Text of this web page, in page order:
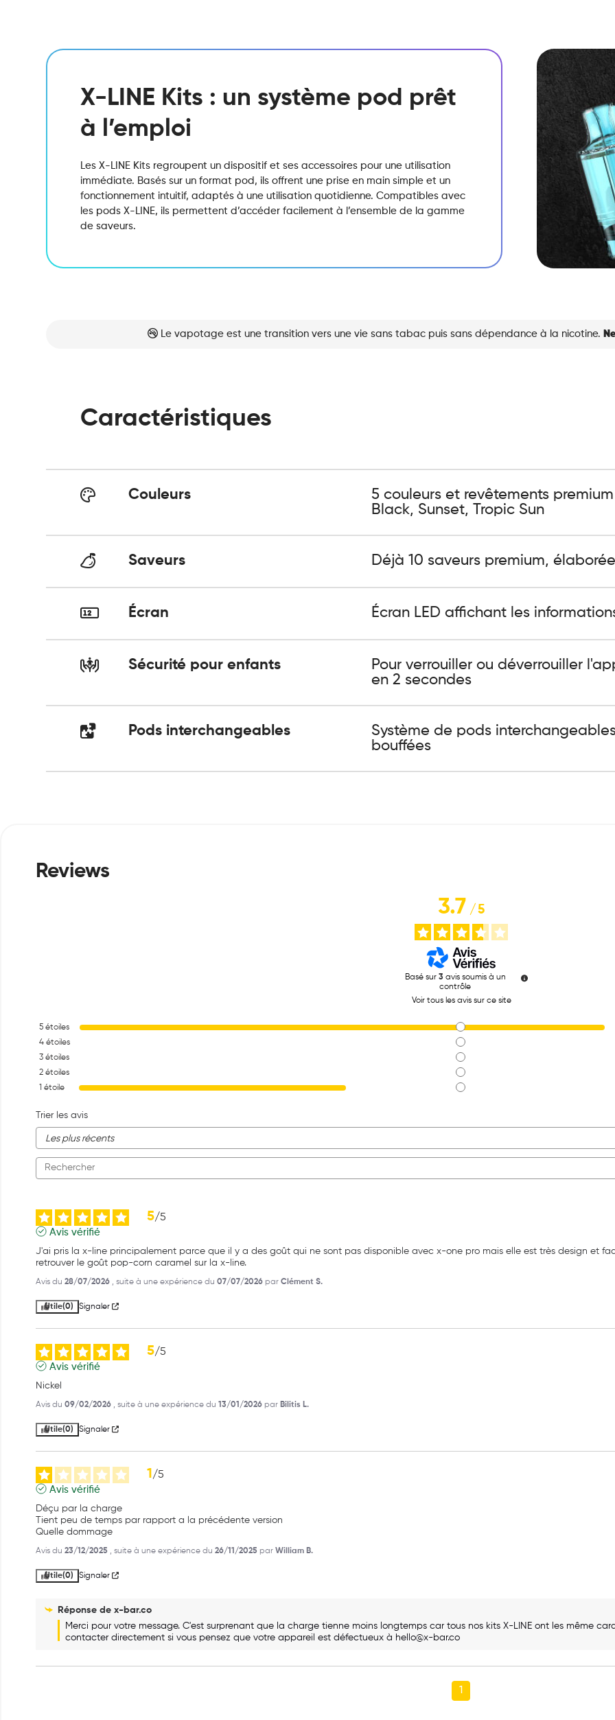
X-LINE Kits : un système pod prêt
à l’emploi
Les X-LINE Kits regroupent un dispositif et ses accessoires pour une utilisation
immédiate. Basés sur un format pod, ils offrent une prise en main simple et un
fonctionnement intuitif, adaptés à une utilisation quotidienne. Compatibles avec
les pods X-LINE, ils permettent d’accéder facilement à l’ensemble de la gamme
de saveurs.
Le vapotage est une transition vers une vie sans tabac puis sans dépendance à la nicotine.
Caractéristiques
Couleurs
5 couleurs et revêtements
Black, Sunset, Tropic Sun
Saveurs Déjà 10 saveurs premium,
Écran Écran LED affichant les
Sécurité pour enfants
Pour verrouiller ou déverrouiller
en 2 secondes
Pods interchangeables
Système de pods
bouffées
3.7/5
Basé sur 3 avis soumis à un
contrôle
Voir tous les avis sur ce site
5 étoiles
4 étoiles
3 étoiles
2 étoiles
1 étoile
Trier les avis
5/5
Avis vérifié
J'ai pris la x-line principalement parce que il y a des goût qui ne sont pas disponible avec x-one pro mais elle est très design et
retrouver le goût pop-corn caramel sur la x-line.
Avis du 28/07/2026 , suite à une expérience du 07/07/2026 par Clément S.
Utile(0) Signaler
5/5
Avis vérifié
Nickel
Avis du 09/02/2026 , suite à une expérience du 13/01/2026 par Bilitis L.
Utile(0) Signaler
1 /5
Avis vérifié
Déçu par la charge
Tient peu de temps par rapport a la précédente version
Quelle dommage
Avis du 23/12/2025 , suite à une expérience du 26/11/2025 par William B.
Utile(0) Signaler
Réponse de x-bar.co
Merci pour votre message. C'est surprenant que la charge tienne moins longtemps car tous nos kits X-LINE ont les même
contacter directement si vous pensez que votre appareil est défectueux à hello@x-bar.co
1